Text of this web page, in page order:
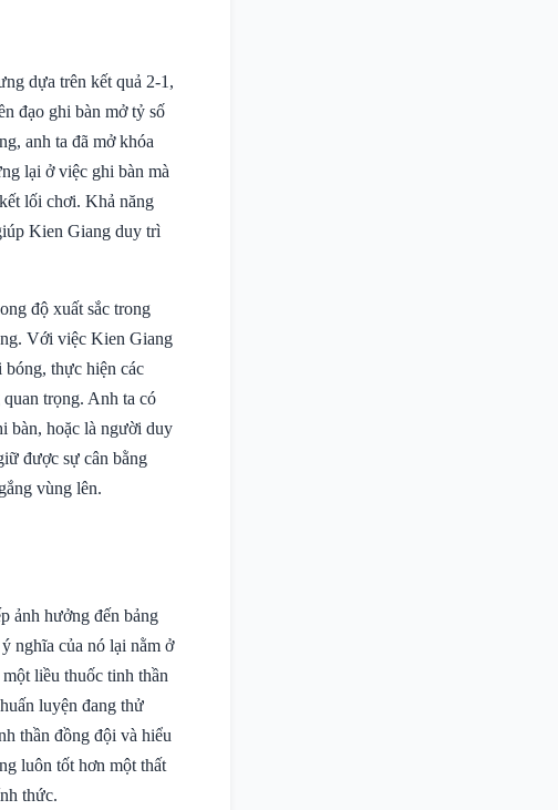
dựa trên kết quả 2-1,
đạo ghi bàn mở tỷ số
anh ta đã mở khóa
lại ở việc ghi bàn mà
lối chơi. Khả năng
Kien Giang duy trì
độ xuất sắc trong
Với việc Kien Giang
bóng, thực hiện các
trọng. Anh ta có
bàn, hoặc là người duy
được sự cân bằng
vùng lên.
ảnh hưởng đến bảng
nghĩa của nó lại nằm ở
liều thuốc tinh thần
luyện đang thử
thần đồng đội và hiểu
luôn tốt hơn một thất
thức.